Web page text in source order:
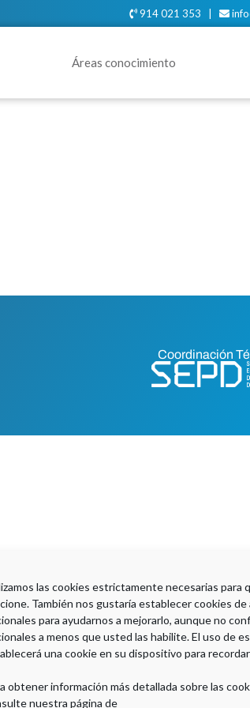
las cookies estrictamente necesarias para
También nos gustaría establecer cookies
para ayudarnos a mejorarlo, aunque no
a menos que usted las habilite. El uso de
una cookie en su dispositivo para
obtener información más detallada sobre las
nuestra página de
914 021 353 |
Áreas conocimiento
Coordinación